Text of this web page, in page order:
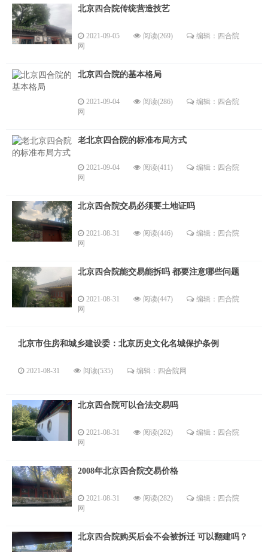
北京四合院传统营造技艺
2021-09-05 阅读(269)
编辑：四合院
网
北京四合院的基本格局
2021-09-04 阅读(286)
编辑：四合院
网
老北京四合院的标准布局方式
2021-09-04 阅读(411)
编辑：四合院
网
北京四合院交易必须要土地证吗
2021-08-31 阅读(446)
编辑：四合院
网
北京四合院能交易能拆吗 都要注意哪些问题
2021-08-31 阅读(447)
编辑：四合院
网
北京市住房和城乡建设委：北京历史文化名城保护条例
2021-08-31 阅读(535) 编辑：四合院网
北京四合院可以合法交易吗
2021-08-31 阅读(282)
编辑：四合院
网
2008年北京四合院交易价格
2021-08-31 阅读(282)
编辑：四合院
网
北京四合院购买后会不会被拆迁 可以翻建吗？